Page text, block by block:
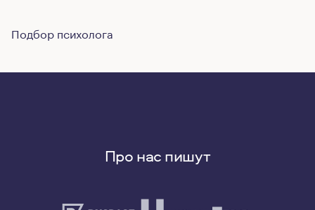
Подбор психолога
Про нас пишут